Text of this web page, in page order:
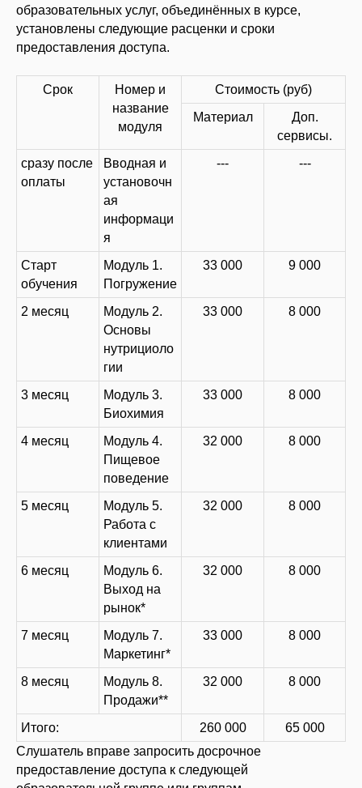
образовательных услуг, объединённых в курсе,
установлены следующие расценки и сроки
предоставления доступа.
Срок
Номер и
название
модуля
Стоимость (руб)
Материал
Доп.
сервисы.
сразу после
оплаты
Вводная и
установочн
ая
информаци
я
--- ---
Старт
обучения
Модуль 1.
Погружение
33 000 9 000
2 месяц
Модуль 2.
Основы
нутрициоло
гии
33 000 8 000
3 месяц
Модуль 3.
Биохимия
33 000 8 000
4 месяц
Модуль 4.
Пищевое
поведение
32 000 8 000
5 месяц
Модуль 5.
Работа с
клиентами
32 000 8 000
6 месяц
Модуль 6.
Выход на
рынок*
32 000 8 000
7 месяц
Модуль 7.
Маркетинг*
33 000 8 000
8 месяц
Модуль 8.
Продажи**
32 000 8 000
Итого: 260 000
65 000
Слушатель вправе запросить досрочное
предоставление доступа к следующей
Оферта
Политика конфиденциальности
Регламент ПД
Согласие на обработку персональных данных
Согласие на получение информационной рассылки
ИП Ревеко Олеся Леонидовна
ИНН: ‌253909421263
ОГРНИП: 320253600057106